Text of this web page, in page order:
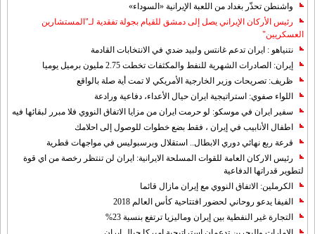
واشنطن تحذّر بغداد من اللعبة الإيرانية «السوداء»
رئيس الأركان الإيراني يصل إلى دمشق للقيام بجولة تفقدية لـ"المستشارين
العسكريين"
نتنياهو : ايران تدعم غانتس ولبيد ضدي في الانتخابات القادمة
إيران: الصادرات الشهریة للنفط والمكثفات تخطت 2.75 مليون برميل يوميا
ظريف: تصريحات وزير الخارجية الأمريكي لا تمت أية صلة بالواقع
اللواء صفوي: استراتيجية ايران حيال الأعداء، دفاعية ورادعة
سفير ايران في موسكو: لو حرمت ايران من مزايا الاتفاق النووي فلا مبرر لبقائها فيه
اطفال الأنابيب في إيران ، فقط بضع خطوات للوصول إلى احلامك
قرعة ربع نهائي دوري الابطال.. استقلال وبرسبوليس في مواجهات قطرية
رئيس الاركان العامة للقوات المسلحة الايرانية: ايران لن تنتظر رخصة من اي قوة
لتطوير قدراتها الدفاعية
الكرملين: الاتفاق النووي مع إيران مازال قائما
الفيفا يدعو روحاني لحضور افتتاحية كأس العالم 2018
التجارة غیر النفطیة بین إیران ومالیزیا ترتفع بنسبة 23%